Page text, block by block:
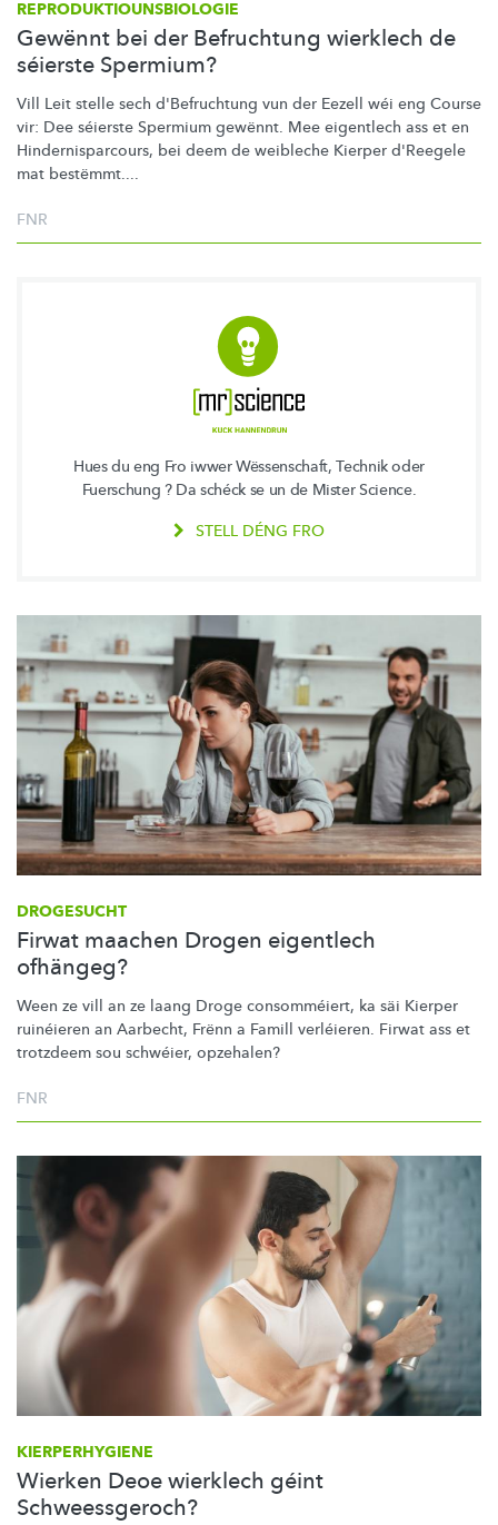
REPRODUKTIOUNSBIOLOGIE
Gewënnt bei der Befruchtung wierklech de
séierste Spermium?
Vill Leit stelle sech d'Befruchtung vun der Eezell wéi eng Course
vir: Dee séierste Spermium gewënnt. Mee eigentlech ass et en
Hindernisparcours, bei deem de weibleche Kierper d'Reegele
mat bestëmmt....
FNR
Hues du eng Fro iwwer Wëssenschaft, Technik oder
Fuerschung ? Da schéck se un de Mister Science.
STELL DÉNG FRO
DROGESUCHT
Firwat maachen Drogen eigentlech
ofhängeg?
Ween ze vill an ze laang Droge consomméiert, ka säi Kierper
ruinéieren an Aarbecht, Frënn a Famill verléieren. Firwat ass et
trotzdeem sou schwéier, opzehalen?
FNR
KIERPERHYGIENE
Wierken Deoe wierklech géint
Schweessgeroch?